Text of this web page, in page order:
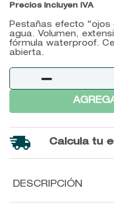
Precios incluyen IVA
Pestañas efecto "ojos
agua. Volumen,
fórmula waterproof.
abierta.
－
Calcula tu
DESCRIPCIÓN